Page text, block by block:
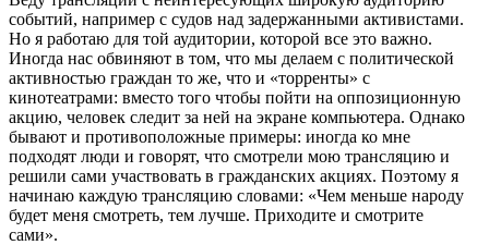
событий, например с судов над задержанными активистами.
Но я работаю для той аудитории, которой все это важно.
Иногда нас обвиняют в том, что мы делаем с политической
активностью граждан то же, что и «торренты» с
кинотеатрами: вместо того чтобы пойти на оппозиционную
акцию, человек следит за ней на экране компьютера. Однако
бывают и противоположные примеры: иногда ко мне
подходят люди и говорят, что смотрели мою трансляцию и
решили сами участвовать в гражданских акциях. Поэтому я
начинаю каждую трансляцию словами: «Чем меньше народу
будет меня смотреть, тем лучше. Приходите и смотрите
сами».